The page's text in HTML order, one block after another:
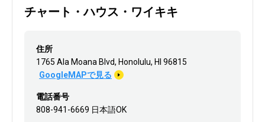
チャート・ハウス・ワイキキ
住所
1765 Ala Moana Blvd, Honolulu, HI 96815
GoogleMAPで見る
電話番号
808-941-6669 日本語OK